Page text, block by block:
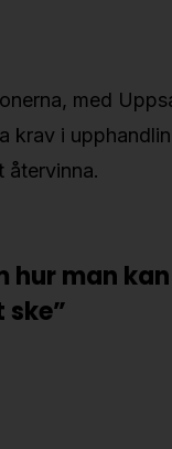
med
krav i
återvinna.
hur man